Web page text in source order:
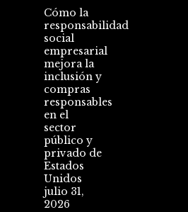
Cómo la
responsabilidad
social
empresarial
mejora la
inclusión y
compras
responsables
en el
sector
público y
privado de
Estados
Unidos
julio 31,
2026